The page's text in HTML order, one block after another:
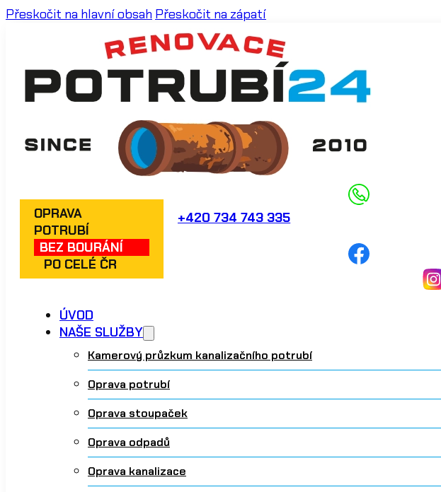
Přeskočit na hlavní obsah Přeskočit na zápatí
OPRAVA
POTRUBÍ
BEZ BOURÁNÍ
PO CELÉ ČR
+420 734 743 335
ÚVOD
NAŠE SLUŽBY
Kamerový průzkum kanalizačního potrubí
Oprava potrubí
Oprava stoupaček
Oprava odpadů
Oprava kanalizace